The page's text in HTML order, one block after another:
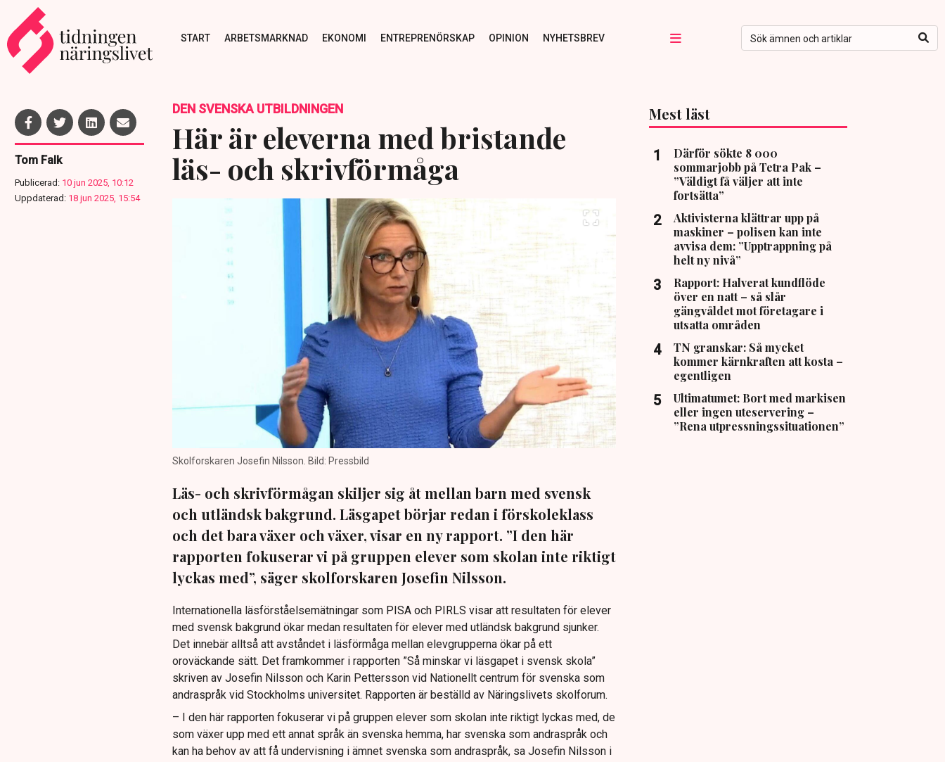
START ARBETSMARKNAD EKONOMI ENTREPRENÖRSKAP OPINION NYHETSBREV
Tom Falk
Publicerad: 10 jun 2025, 10:12
Uppdaterad: 18 jun 2025, 15:54
DEN SVENSKA UTBILDNINGEN
Här är eleverna med bristande
läs- och skrivförmåga
Skolforskaren Josefin Nilsson. Bild: Pressbild
Läs- och skrivförmågan skiljer sig åt mellan barn med svensk
och utländsk bakgrund. Läsgapet börjar redan i förskoleklass
och det bara växer och växer, visar en ny rapport. ”I den här
rapporten fokuserar vi på gruppen elever som skolan inte riktigt
lyckas med”, säger skolforskaren Josefin Nilsson.
Internationella läsförståelsemätningar som PISA och PIRLS visar att resultaten för elever
med svensk bakgrund ökar medan resultaten för elever med utländsk bakgrund sjunker.
Det innebär alltså att avståndet i läsförmåga mellan elevgrupperna ökar på ett
oroväckande sätt. Det framkommer i rapporten ”Så minskar vi läsgapet i svensk skola”
skriven av Josefin Nilsson och Karin Pettersson vid Nationellt centrum för svenska som
andraspråk vid Stockholms universitet. Rapporten är beställd av Näringslivets skolforum.
– I den här rapporten fokuserar vi på gruppen elever som skolan inte riktigt lyckas med, de
som växer upp med ett annat språk än svenska hemma, har svenska som andraspråk och
kan ha behov av att få undervisning i ämnet svenska som andraspråk, sa Josefin Nilsson i
Mest läst
Därför sökte 8 000
sommarjobb på Tetra Pak –
”Väldigt få väljer att inte
fortsätta”
Aktivisterna klättrar upp på
maskiner – polisen kan inte
avvisa dem: ”Upptrappning på
helt ny nivå”
Rapport: Halverat kundflöde
över en natt – så slår
gängvåldet mot företagare i
utsatta områden
TN granskar: Så mycket
kommer kärnkraften att kosta –
egentligen
Ultimatumet: Bort med markisen
eller ingen uteservering –
”Rena utpressningssituationen”